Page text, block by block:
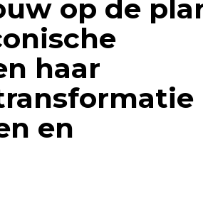
op de
haar
en